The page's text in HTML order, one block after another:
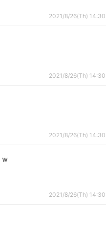
2021/8/26(Th) 14:30
2021/8/26(Th) 14:30
2021/8/26(Th) 14:30
2021/8/26(Th) 14:30